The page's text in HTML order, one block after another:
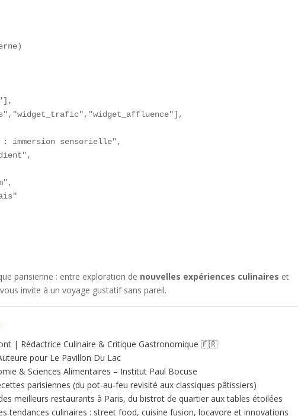
immersion sensorielle",
parisienne : entre exploration de nouvelles expériences culinaires et
invite à un voyage gustatif sans pareil.
| Rédactrice Culinaire & Critique Gastronomique 🇫🇷
pour Le Pavillon Du Lac
& Sciences Alimentaires – Institut Paul Bocuse
parisiennes (du pot-au‑feu revisité aux classiques pâtissiers)
meilleurs restaurants à Paris, du bistrot de quartier aux tables étoilées
tendances culinaires : street food, cuisine fusion, locavore et innovations